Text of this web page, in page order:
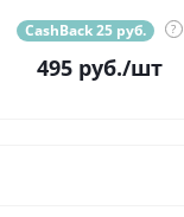
CashBack 25 руб. ?
495руб./шт